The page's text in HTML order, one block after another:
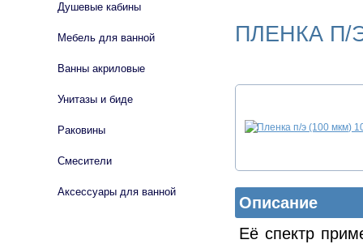
ПЛЕНКА П/
Описание
Её спектр
Душевые кабины
Мебель для ванной
Ванны акриловые
Унитазы и биде
Раковины
Смесители
Аксессуары для ванной